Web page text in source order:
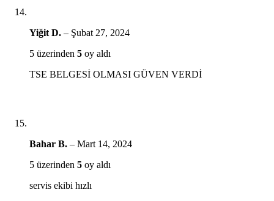
Yiğit D. – Şubat 27, 2024
5 üzerinden 5 oy aldı
TSE BELGESİ OLMASI GÜVEN VERDİ
Bahar B. – Mart 14, 2024
5 üzerinden 5 oy aldı
servis ekibi hızlı